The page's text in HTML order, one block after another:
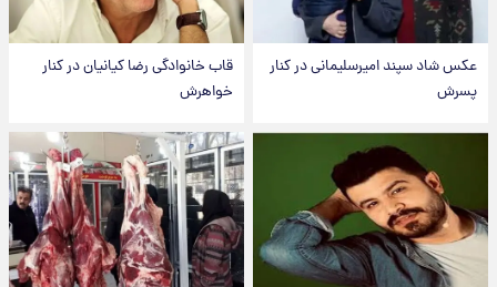
عکس شاد سپند امیرسلیمانی در کنار
پسرش
قاب خانوادگی رضا کیانیان در کنار
خواهرش